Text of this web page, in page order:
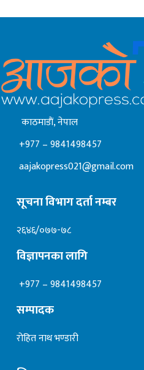
काठमाडाैं, नेपाल
+977 – 9841498457
aajakopress021@gmail.com
सूचना विभाग दर्ता नम्बर
२६४६/०७७-७८
विज्ञापनका लागि
+977 – 9841498457
सम्पादक
रोहित नाथ भण्डारी